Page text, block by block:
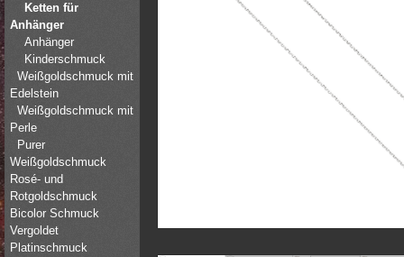
Ketten für
Anhänger
Anhänger
Kinderschmuck
Weißgoldschmuck mit
Edelstein
Weißgoldschmuck mit
Perle
Purer
Weißgoldschmuck
Rosé- und
Rotgoldschmuck
Bicolor Schmuck
Vergoldet
Platinschmuck